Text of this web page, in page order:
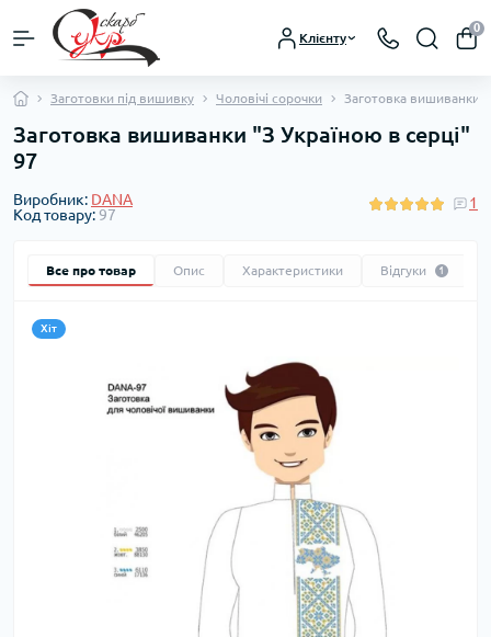
Клієнту
0
Заготовки під вишивку Чоловічі сорочки Заготовка вишиванки
Заготовка вишиванки "З Україною в серці"
97
Виробник: DANA
Код товару: 97
1
Все про товар Опис Характеристики Відгуки 1
Хіт